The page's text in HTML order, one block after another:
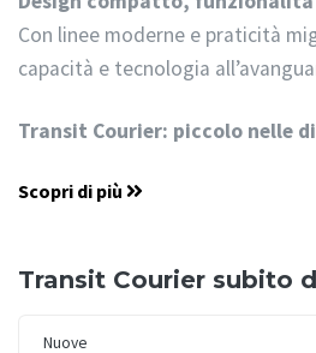
Con linee moderne e praticità
capacità e tecnologia
Transit Courier: piccolo nelle
Scopri di più
Transit Courier subito
Nuove